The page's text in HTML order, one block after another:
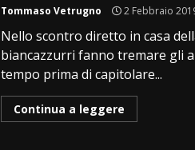
Tommaso Vetrugno 2 Febbraio
Nello scontro diretto in casa
biancazzurri fanno tremare gli
tempo prima di capitolare...
Continua a leggere